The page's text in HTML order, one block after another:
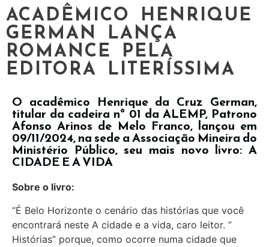
ACADÊMICO HENRIQUE
GERMAN LANÇA
ROMANCE PELA
EDITORA LITERÍSSIMA
O acadêmico Henrique da Cruz German,
titular da cadeira nº 01 da ALEMP, Patrono
Afonso Arinos de Melo Franco, lançou em
09/11/2024, na sede a Associação Mineira do
Ministério Público, seu mais novo livro: A
CIDADE E A VIDA
Sobre o livro:
“É Belo Horizonte o cenário das histórias que você
encontrará neste A cidade e a vida, caro leitor. ”
Histórias” porque, como ocorre numa cidade que